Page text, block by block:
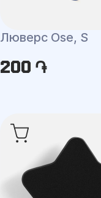
Люверс Ose, S
200 ֏